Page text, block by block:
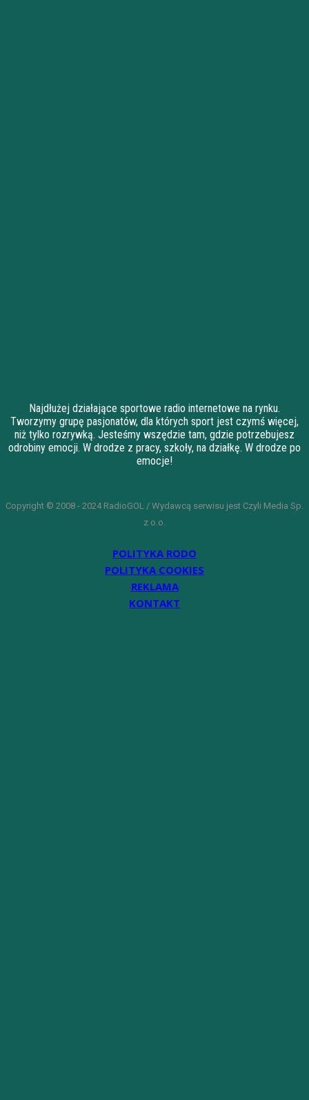
Najdłużej działające sportowe radio internetowe na rynku.
Tworzymy grupę pasjonatów, dla których sport jest czymś więcej,
niż tylko rozrywką. Jesteśmy wszędzie tam, gdzie potrzebujesz
odrobiny emocji. W drodze z pracy, szkoły, na działkę. W drodze po
emocje!
Copyright © 2008 - 2024 RadioGOL / Wydawcą serwisu jest Czyli Media Sp.
z o.o.
POLITYKA RODO
POLITYKA COOKIES
REKLAMA
KONTAKT